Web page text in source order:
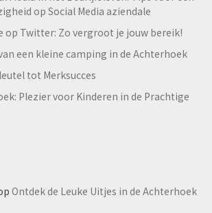
op Social Media aziendale
op Twitter: Zo vergroot je jouw bereik!
een kleine camping in de Achterhoek
tot Merksucces
Plezier voor Kinderen in de Prachtige
Ontdek de Leuke Uitjes in de Achterhoek